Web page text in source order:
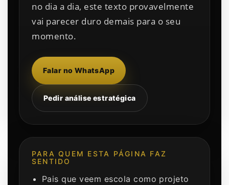
no dia a dia, este texto provavelmente
vai parecer duro demais para o seu
momento.
Falar no WhatsApp
Pedir análise estratégica
PARA QUEM ESTA PÁGINA FAZ
SENTIDO
Pais que veem escola como projeto